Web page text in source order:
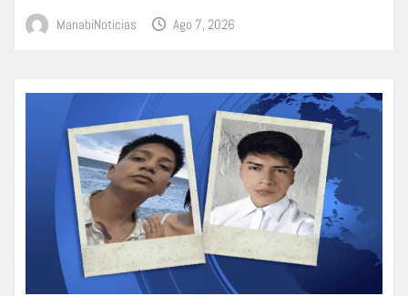
ManabiNoticias Ago 7, 2026